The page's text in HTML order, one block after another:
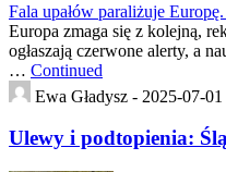
Fala upałów paraliżuje
Europa zmaga się z kolejną,
ogłaszają czerwone alerty, a
… Continued
Ewa Gładysz - 2025-07-01
Ulewy i podtopienia: